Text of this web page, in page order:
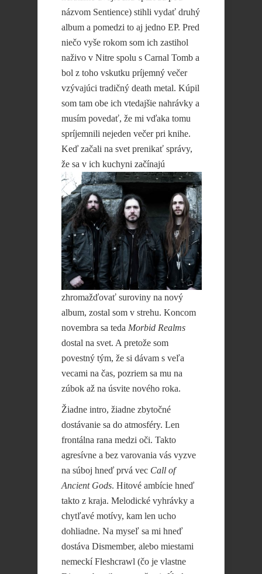
názvom Sentience) stihli vydať druhý
album a pomedzi to aj jedno EP. Pred
niečo vyše rokom som ich zastihol
naživo v Nitre spolu s Carnal Tomb a
bol z toho vskutku príjemný večer
vzývajúci tradičný death metal. Kúpil
som tam obe ich vtedajšie nahrávky a
musím povedať, že mi vďaka tomu
spríjemnili nejeden večer pri knihe.
Keď začali na svet prenikať správy,
že sa v ich kuchyni začínajú
zhromažďovať suroviny na nový
album, zostal som v strehu. Koncom
novembra sa teda Morbid Realms
dostal na svet. A pretože som
povestný tým, že si dávam s veľa
vecami na čas, pozriem sa mu na
zúbok až na úsvite nového roka.
Žiadne intro, žiadne zbytočné
dostávanie sa do atmosféry. Len
frontálna rana medzi oči. Takto
agresívne a bez varovania vás vyzve
na súboj hneď prvá vec Call of
Ancient Gods. Hitové ambície hneď
takto z kraja. Melodické vyhrávky a
chytľavé motívy, kam len ucho
dohliadne. Na myseľ sa mi hneď
dostáva Dismember, alebo miestami
nemeckí Fleshcrawl (čo je vlastne